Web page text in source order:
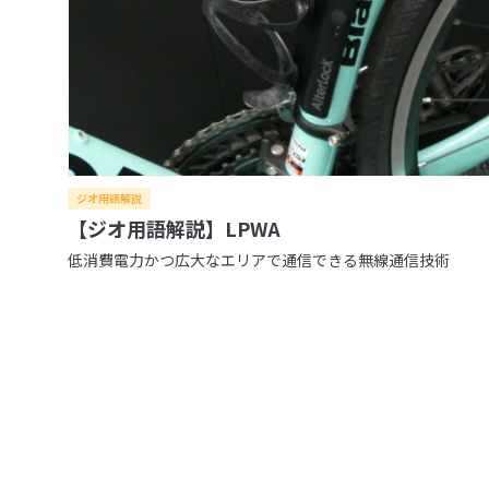
ジオ用語解説
【ジオ用語解説】LPWA
低消費電力かつ広大なエリアで通信できる無線通信技術